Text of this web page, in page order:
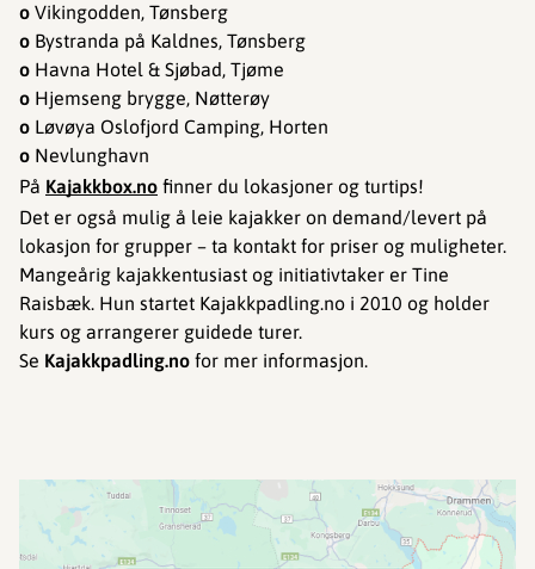
o Vikingodden, Tønsberg
o Bystranda på Kaldnes, Tønsberg
o Havna Hotel & Sjøbad, Tjøme
o Hjemseng brygge, Nøtterøy
o Løvøya Oslofjord Camping, Horten
o Nevlunghavn
På Kajakkbox.no finner du lokasjoner og turtips!
Det er også mulig å leie kajakker on demand/levert på
lokasjon for grupper – ta kontakt for priser og muligheter.
Mangeårig kajakkentusiast og initiativtaker er Tine
Raisbæk. Hun startet Kajakkpadling.no i 2010 og holder
kurs og arrangerer guidede turer.
Se Kajakkpadling.no for mer informasjon.